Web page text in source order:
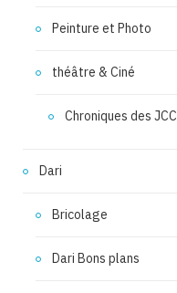
Peinture et Photo
théâtre & Ciné
Chroniques des JCC
Dari
Bricolage
Dari Bons plans